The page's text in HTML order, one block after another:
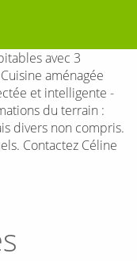
avec 3
aménagée
et intelligente -
du terrain :
divers non compris.
Contactez Céline